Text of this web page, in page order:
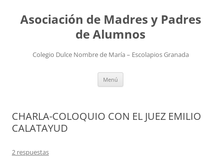
contenido
Asociación de Madres y Padres
de Alumnos
Colegio Dulce Nombre de María – Escolapios Granada
Menú
CHARLA-COLOQUIO CON EL JUEZ EMILIO
CALATAYUD
2 respuestas